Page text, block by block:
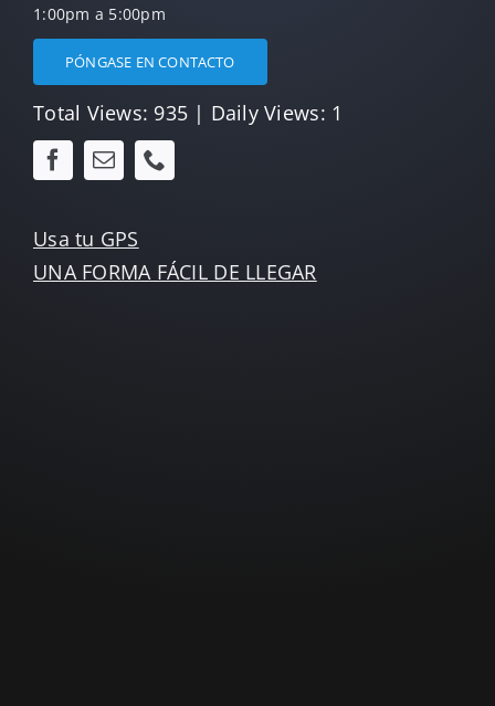
1:00pm a 5:00pm
PÓNGASE EN CONTACTO
Total Views: 935 | Daily Views: 1
Usa tu GPS
UNA FORMA FÁCIL DE LLEGAR